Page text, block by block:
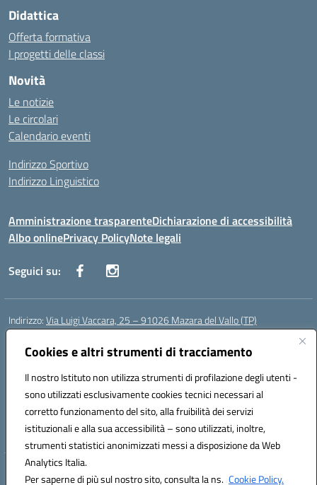
Cookies e altri strumenti di tracciamento
Il nostro Istituto non utilizza strumenti di profilazione degli utenti -
sono utilizzati esclusivamente cookies tecnici necessari al
corretto funzionamento del sito, alla fruibilità dei servizi
istituzionali e alla sua accessibilità – sono utilizzati, inoltre,
strumenti statistici anonimizzati messi a disposizione da Web
Analytics Italia.
Per saperne di più sul nostro sito, consulta la ns. Cookie Policy.
Didattica
Offerta formativa
I progetti delle classi
Novità
Le notizie
Le circolari
Calendario eventi
Indirizzo Sportivo
Indirizzo Linguistico
Amministrazione trasparenteDichiarazione di accessibilità
Albo onlinePrivacy PolicyNote legali
Seguici su:
Indirizzo:Via Luigi Vaccara, 25 – 91026 Mazara del Vallo (TP)
Centralino:
Posta elettronica certificata (PEC):tpic843007@pec.istruzione.it
Codice fiscale: 91036660818
Codice meccanografico:tpic843007
Codice Indice delle Pubbliche Amministrazioni (IPA): icggp
Codice unico di fatturazione (CUF): UFYPS3
Hosting & Powered by 3D Solution S.r.l.